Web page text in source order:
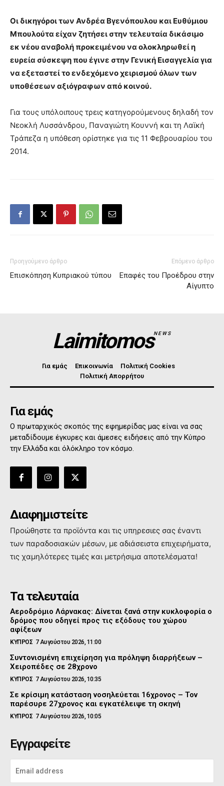
Οι δικηγόροι των Ανδρέα Βγενόπουλου και Ευθύμιου
Μπουλούτα είχαν ζητήσει στην τελευταία δικάσιμο
εκ νέου αναβολή προκειμένου να ολοκληρωθεί η
ευρεία σύσκεψη που έγινε στην Γενική Εισαγγελία για
να εξεταστεί το ενδεχόμενο χειρισμού όλων των
υποθέσεων αξιόγραφων από κοινού.
Για τους υπόλοιπους τρεις κατηγορούμενους δηλαδή τον
Νεοκλή Λυσσάνδρου, Παναγιώτη Κουννή και τη Λαϊκή
Τράπεζα η υπόθεση ορίστηκε για τις 11 Φεβρουαρίου του
2014.
Προηγούμενο άρθρο
Επισκόπηση Κυπριακού τύπου
Επόμενο άρθρο
Επαφές του Προέδρου στην
Αίγυπτο
LaimitomosNEWS
Για εμάς Επικοινωνία
Πολιτική Cookies
Πολιτική Απορρήτου
Για εμάς
Ο πρωταρχικός σκοπός της εφημερίδας μας είναι να σας
μεταδίδουμε έγκυρες και άμεσες ειδήσεις από την Κύπρο
την Ελλάδα και όλόκληρο τον κόσμο.
Διαφημιστείτε
Προώθηστε τα προϊόντα και τις υπηρεσιες σας έναντι
των παραδοσιακών μέσων, με αδιάσειστα επιχειρήματα,
τις χαμηλότερες τιμές και μετρήσιμα αποτελέσματα!
Τα τελευταία
Αεροδρόμιο Λάρνακας: Δίνεται ξανά στην κυκλοφορία ο
δρόμος που οδηγεί προς τις εξόδους του χώρου
αφίξεων
ΚΥΠΡΟΣ 7 Αυγούστου 2026, 11:00
Συντονισμένη επιχείρηση για πρόληψη διαρρήξεων –
Χειροπέδες σε 28χρονο
ΚΥΠΡΟΣ 7 Αυγούστου 2026, 10:35
Σε κρίσιμη κατάσταση νοσηλεύεται 16χρονος – Τον
παρέσυρε 27χρονος και εγκατέλειψε τη σκηνή
ΚΥΠΡΟΣ 7 Αυγούστου 2026, 10:05
Εγγραφείτε